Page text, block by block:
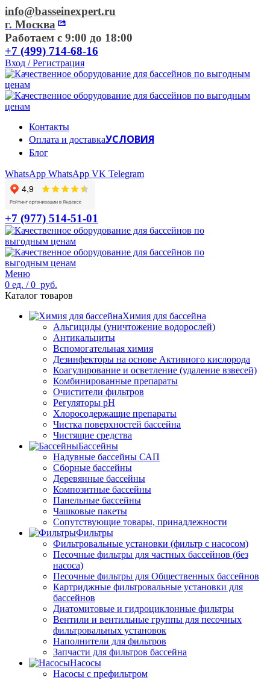
info@basseinexpert.ru
г. Москва
Работаем с 9:00 до 18:00
+7 (499) 714-68-16
Вход / Регистрация
Контакты
Оплата и доставкаУСЛОВИЯ
Блог
WhatsApp WhatsApp VK Telegram
+7 (977) 514-51-01
Меню
0 ед. / 0 руб.
Каталог товаров
Химия для бассейна
Альгициды (уничтожение водорослей)
Антикальциты
Вспомогательная химия
Дезинфекторы на основе Активного кислорода
Коагулирование и осветление (удаление взвесей)
Комбинированные препараты
Очистители фильтров
Регуляторы pH
Хлоросодержащие препараты
Чистка поверхностей бассейна
Чистящие средства
Бассейны
Надувные бассейны САП
Сборные бассейны
Деревянные бассейны
Композитные бассейны
Панельные бассейны
Чашковые пакеты
Сопутствующие товары, принадлежности
Фильтры
Фильтровальные установки (фильтр с насосом)
Песочные фильтры для частных бассейнов (без
насоса)
Песочные фильтры для Общественных бассейнов
Картриджные фильтровальные установки для
бассейнов
Диатомитовые и гидроциклонные фильтры
Вентили и вентильные группы для песочных
фильтровальных установок
Наполнители для фильтров
Запчасти для фильтров бассейна
Насосы
Насосы с префильтром